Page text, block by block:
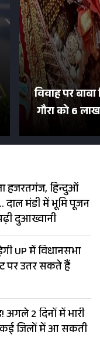
विवाह पर
गौरा को 6
हजरतगंज, हिन्दुओं
मंडी में भूमि पूजन
दुआख्वानी
UP में विधानसभा
पर उतर सकते हैं
अगले 2 दिनों में भारी
कई जिलों में आ सकती